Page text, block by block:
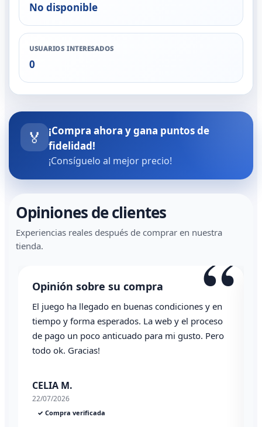
No disponible
USUARIOS INTERESADOS
0
🏅
¡Compra ahora y gana puntos de
fidelidad!
¡Consíguelo al mejor precio!
Opiniones de clientes
Experiencias reales después de comprar en nuestra
tienda.
“
Opinión sobre su compra
Todo correcto. Genial la atención vía whatsapp
Angel P.
03/07/2026